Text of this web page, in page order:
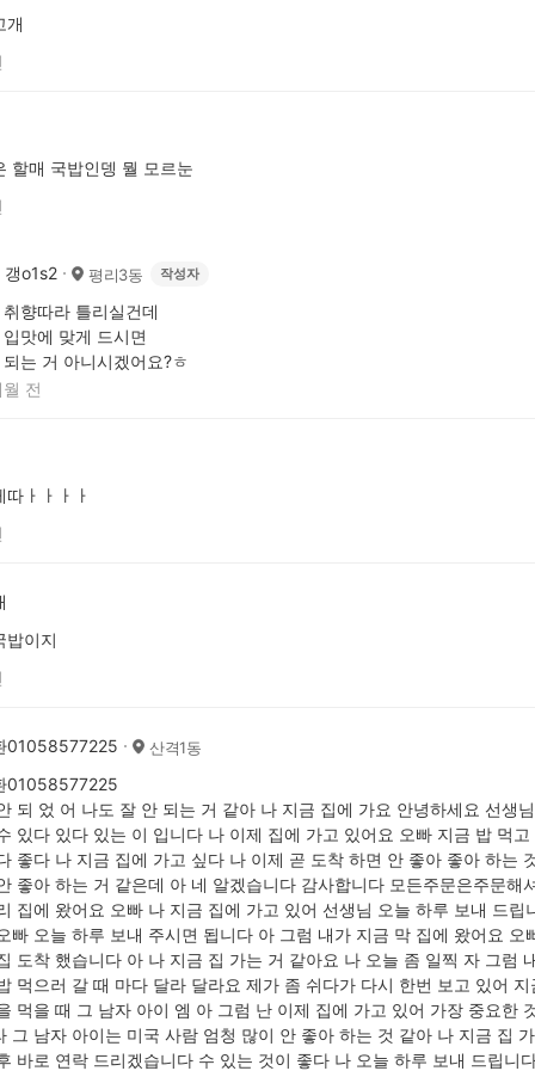
개
할매 국밥인뎅 뭘 모르눈
갱o1s2 평리3동 작성자
취향따라 틀리실건데
입맛에 맞게 드시면
되는 거 아니시겠어요?ㅎ
전
따ㅏㅏㅏㅏ
밥이지
01058577225 산격1동
01058577225
되 었 어 나도 잘 안 되는 거 같아 나 지금 집에 가요 안녕하세요 선생
있다 있다 있는 이 입니다 나 이제 집에 가고 있어요 오빠 지금 밥 먹
좋다 나 지금 집에 가고 싶다 나 이제 곧 도착 하면 안 좋아 좋아 하는
좋아 하는 거 같은데 아 네 알겠습니다 감사합니다 모든주문은주문해
집에 왔어요 오빠 나 지금 집에 가고 있어 선생님 오늘 하루 보내 드
빠 오늘 하루 보내 주시면 됩니다 아 그럼 내가 지금 막 집에 왔어요
도착 했습니다 아 나 지금 집 가는 거 같아요 나 오늘 좀 일찍 자 그럼
먹으러 갈 때 마다 달라 달라요 제가 좀 쉬다가 다시 한번 보고 있어
먹을 때 그 남자 아이 엠 아 그럼 난 이제 집에 가고 있어 가장 중요한
그 남자 아이는 미국 사람 엄청 많이 안 좋아 하는 것 같아 나 지금 집
바로 연락 드리겠습니다 수 있는 것이 좋다 나 오늘 하루 보내 드립니